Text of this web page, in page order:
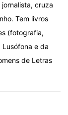
cruza
Tem livros
(fotografia,
e da
de Letras